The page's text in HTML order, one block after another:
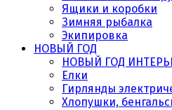
Ящики и коробки
Зимняя рыбалка
Экипировка
НОВЫЙ ГОД
НОВЫЙ ГОД
Елки
Гирлянды
Хлопушки,